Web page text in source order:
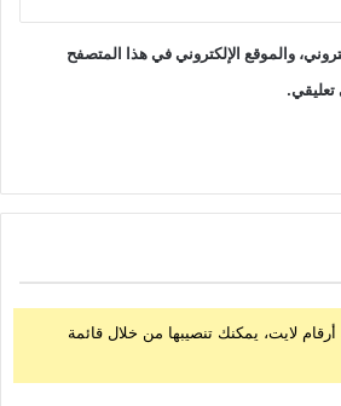
والموقع الإلكتروني في هذا المتصفح
تعليقي.
لايت، يمكنك تنصيبها من خلال قائمة